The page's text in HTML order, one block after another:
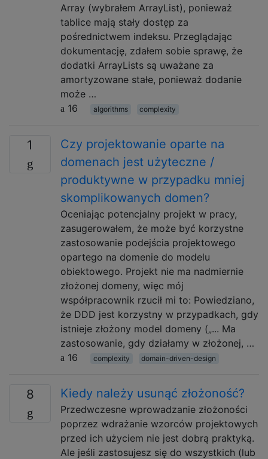
Array (wybrałem ArrayList), ponieważ
tablice mają stały dostęp za
pośrednictwem indeksu. Przeglądając
dokumentację, zdałem sobie sprawę, że
dodatki ArrayLists są uważane za
amortyzowane stałe, ponieważ dodanie
może …
16
algorithms complexity
1
Czy projektowanie oparte na
domenach jest użyteczne /
produktywne w przypadku mniej
skomplikowanych domen?
Oceniając potencjalny projekt w pracy,
zasugerowałem, że może być korzystne
zastosowanie podejścia projektowego
opartego na domenie do modelu
obiektowego. Projekt nie ma nadmiernie
złożonej domeny, więc mój
współpracownik rzucił mi to: Powiedziano,
że DDD jest korzystny w przypadkach, gdy
istnieje złożony model domeny („... Ma
zastosowanie, gdy działamy w złożonej, …
16
complexity domain-driven-design
8 Kiedy należy usunąć złożoność?
Przedwczesne wprowadzanie złożoności
poprzez wdrażanie wzorców projektowych
przed ich użyciem nie jest dobrą praktyką.
Ale jeśli zastosujesz się do wszystkich (lub